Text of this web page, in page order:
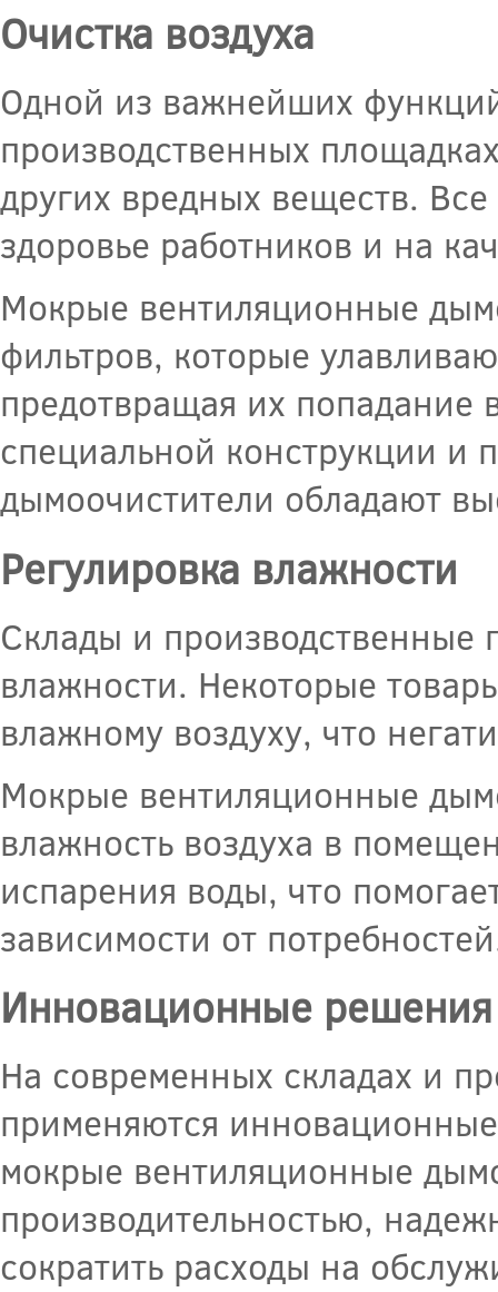
Очистка воздуха
Одной из важнейших
производственных
других вредных веществ. Все
здоровье работников и на
Мокрые вентиляционные
фильтров, которые
предотвращая их попадание
специальной конструкции
дымоочистители обладают
Регулировка влажности
Склады и производственные
влажности. Некоторые
влажному воздуху, что
Мокрые вентиляционные
влажность воздуха в
испарения воды, что
зависимости от
Инновационные решения
На современных складах и
применяются
мокрые вентиляционные
производительностью,
сократить расходы на